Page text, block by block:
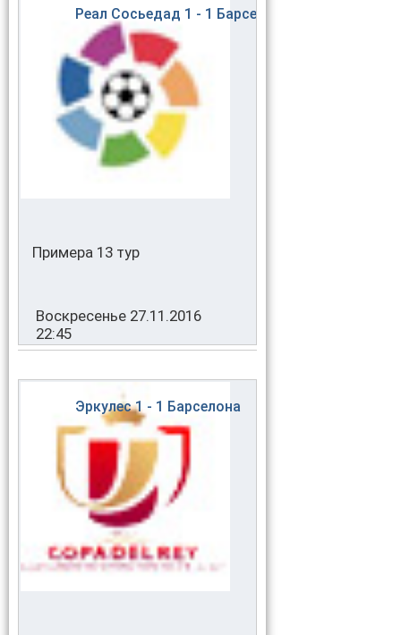
Примера 13 тур
Воскресенье 27.11.2016
22:45
Реал Сосьедад 1 - 1 Барселона
Эркулес1 - 1 Барселона